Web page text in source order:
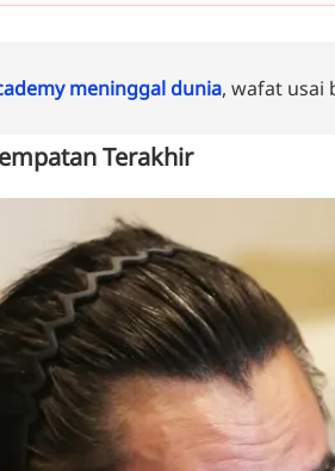
meninggal dunia, wafat usai
Terakhir